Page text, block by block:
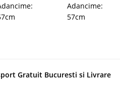
Adancime:
57cm
Gratuit Bucuresti si Livrare